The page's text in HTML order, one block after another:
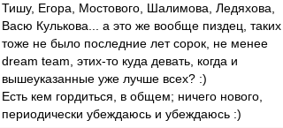
Тишу, Егора, Мостового, Шалимова, Ледяхова,
Васю Кулькова... а это же вообще пиздец, таких
тоже не было последние лет сорок, не менее
dream team, этих-то куда девать, когда и
вышеуказанные уже лучше всех? :)
Есть кем гордиться, в общем; ничего нового,
периодически убеждаюсь и убеждаюсь :)